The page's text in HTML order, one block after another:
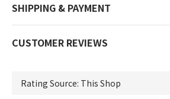
SHIPPING & PAYMENT
CUSTOMER REVIEWS